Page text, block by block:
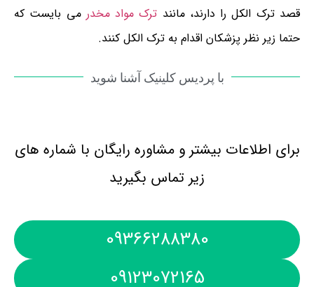
قصد ترک الکل را دارند، مانند ترک مواد مخدر می بایست که
حتما زیر نظر پزشکان اقدام به ترک الکل کنند.
با پردیس کلینیک آشنا شوید
برای اطلاعات بیشتر و مشاوره رایگان با شماره های
زیر تماس بگیرید
09366288380
09123072165